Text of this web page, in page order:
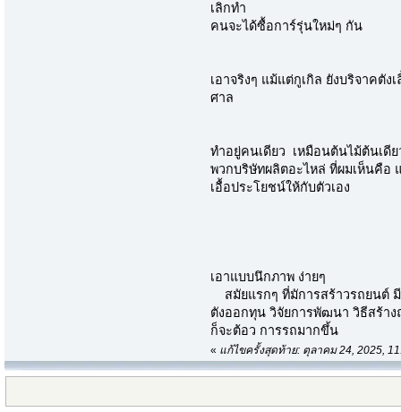
เลิกทำ
คนจะได้ซื้อการ์รุ่นใหม่ๆ กัน
เอาจริงๆ แม้แต่กูเกิล ยังบริจาคตัง
ศาล
ทำอยู่คนเดียว เหมือนต้นไม้ต้นเดี
พวกบริษัทผลิตอะไหล่ ที่ผมเห็นคือ
เอื้อประโยชน์ให้กับตัวเอง
เอาแบบนึกภาพ ง่ายๆ
สมัยแรกๆ ที่มัการสร้าวรถยนต์
ตังออกทุน วิจัยการพัฒนา วิธีสร้า
ก็จะต้อว การรถมากขึ้น
« แก้ไขครั้งสุดท้าย: ตุลาคม 24, 2025,